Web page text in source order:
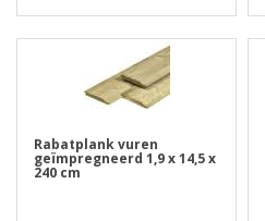
Rabatplank vuren
geïmpregneerd 1,9 x 14,5 x
240 cm